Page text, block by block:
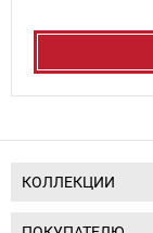
КОЛЛЕКЦИИ